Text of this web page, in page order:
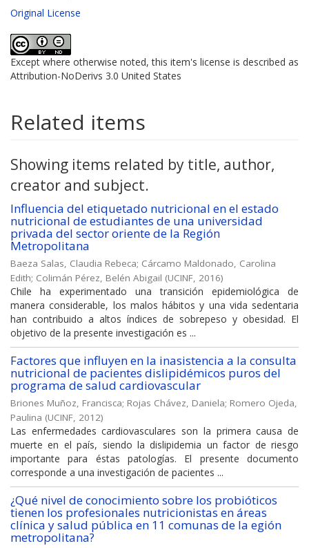
Original License
Except where otherwise noted, this item's license is described as
Attribution-NoDerivs 3.0 United States
Related items
Showing items related by title, author,
creator and subject.
Influencia del etiquetado nutricional en el estado
nutricional de estudiantes de una universidad
privada del sector oriente de la Región
Metropolitana
Baeza Salas, Claudia Rebeca; Cárcamo Maldonado, Carolina
Edith; Colimán Pérez, Belén Abigail (UCINF, 2016)
Chile ha experimentado una transición epidemiológica de
manera considerable, los malos hábitos y una vida sedentaria
han contribuido a altos índices de sobrepeso y obesidad. El
objetivo de la presente investigación es ...
Factores que influyen en la inasistencia a la consulta
nutricional de pacientes dislipidémicos puros del
programa de salud cardiovascular
Briones Muñoz, Francisca; Rojas Chávez, Daniela; Romero Ojeda,
Paulina (UCINF, 2012)
Las enfermedades cardiovasculares son la primera causa de
muerte en el país, siendo la dislipidemia un factor de riesgo
importante para éstas patologías. El presente documento
corresponde a una investigación de pacientes ...
¿Qué nivel de conocimiento sobre los probióticos
tienen los profesionales nutricionistas en áreas
clínica y salud pública en 11 comunas de la egión
metropolitana?